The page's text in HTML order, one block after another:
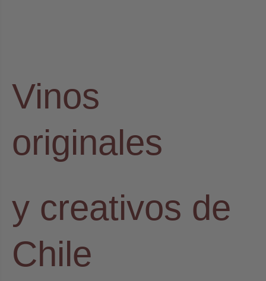
Vinos
originales
y creativos de
Chile